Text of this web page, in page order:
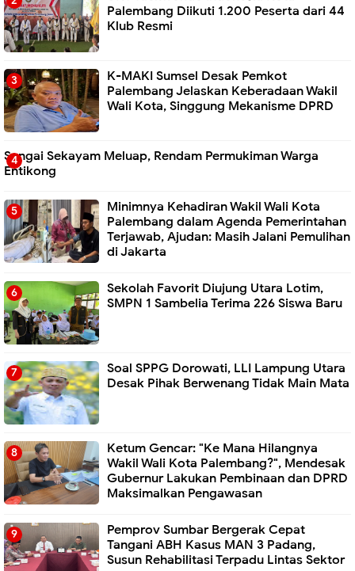
Palembang Diikuti 1.200 Peserta dari 44
Klub Resmi
K-MAKI Sumsel Desak Pemkot
Palembang Jelaskan Keberadaan Wakil
Wali Kota, Singgung Mekanisme DPRD
Sungai Sekayam Meluap, Rendam Permukiman Warga
Entikong
Minimnya Kehadiran Wakil Wali Kota
Palembang dalam Agenda Pemerintahan
Terjawab, Ajudan: Masih Jalani Pemulihan
di Jakarta
Sekolah Favorit Diujung Utara Lotim,
SMPN 1 Sambelia Terima 226 Siswa Baru ‎
Soal SPPG Dorowati, LLI Lampung Utara
Desak Pihak Berwenang Tidak Main Mata
Ketum Gencar: "Ke Mana Hilangnya
Wakil Wali Kota Palembang?", Mendesak
Gubernur Lakukan Pembinaan dan DPRD
Maksimalkan Pengawasan
Pemprov Sumbar Bergerak Cepat
Tangani ABH Kasus MAN 3 Padang,
Susun Rehabilitasi Terpadu Lintas Sektor